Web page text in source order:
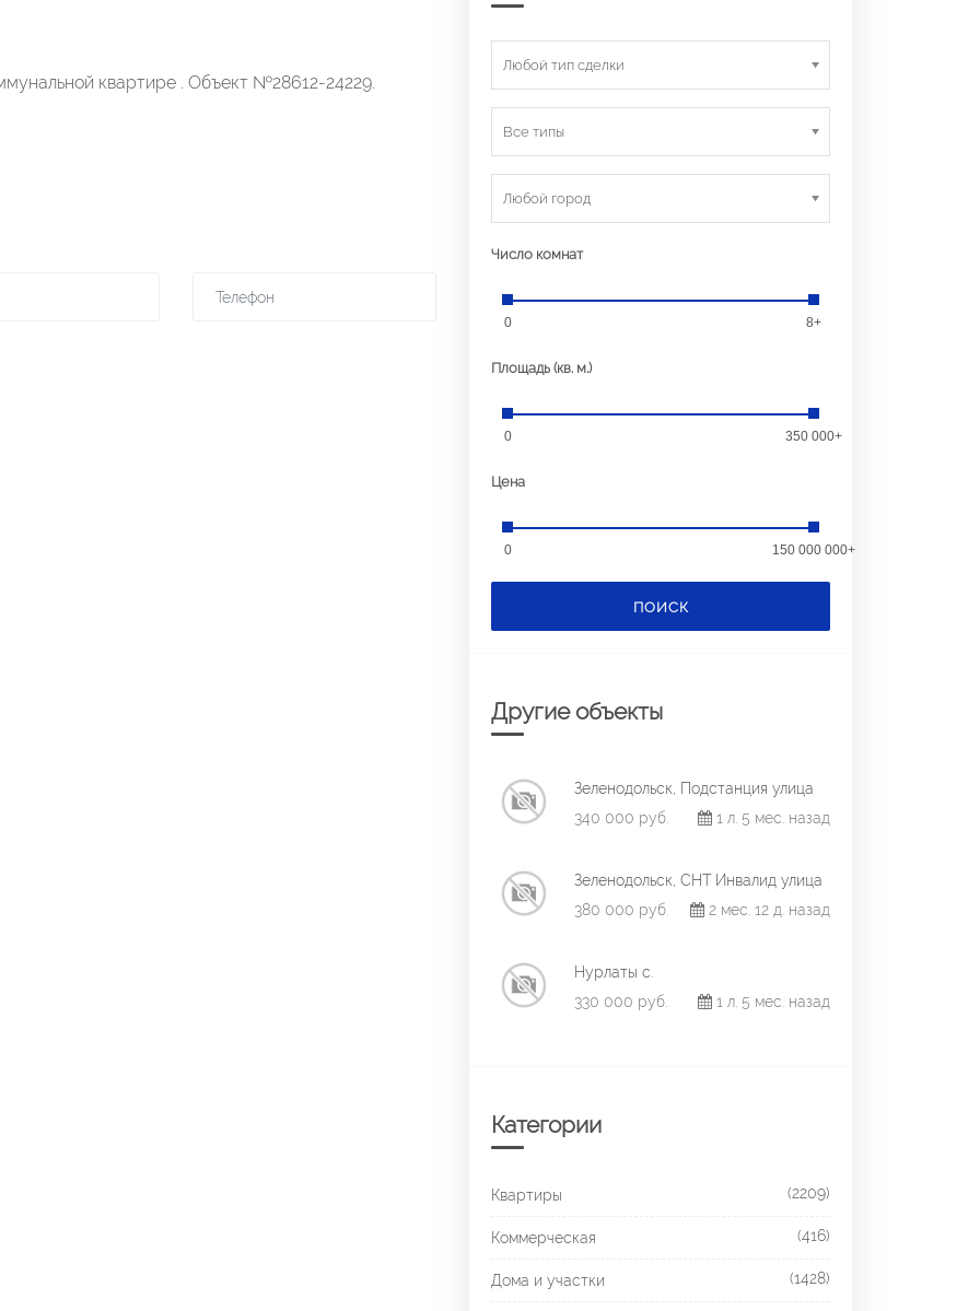
квартире . Объект №28612-24229.
Любой тип сделки
Все типы
Любой город
Число комнат
0 8+
Площадь (кв. м.)
0 350 000+
Цена
0 150 000 000+
ПОИСК
Другие объекты
Зеленодольск, Подстанция улица
340 000 руб.
1 л. 5 мес. назад
Зеленодольск, СНТ Инвалид улица
380 000 руб.
2 мес. 12 д. назад
Нурлаты с.
330 000 руб.
1 л. 5 мес. назад
Категории
Квартиры (2209)
Коммерческая (416)
Дома и участки (1428)